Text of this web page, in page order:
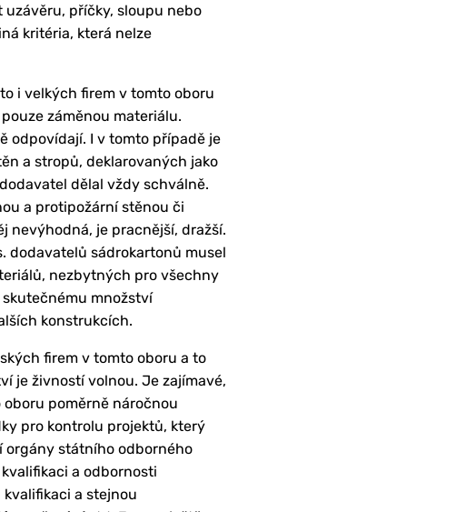
příčky, sloupu nebo
kritéria, která nelze
i velkých firem v tomto oboru
záměnou materiálu.
odpovídají. I v tomto případě je
a stropů, deklarovaných jako
dělal vždy schválně.
a protipožární stěnou či
nevýhodná, je pracnější, dražší.
dodavatelů sádrokartonů musel
nezbytných pro všechny
množství
konstrukcích.
firem v tomto oboru a to
je živností volnou. Je zajímavé,
poměrně náročnou
pro kontrolu projektů, který
orgány státního odborného
a odbornosti
a stejnou